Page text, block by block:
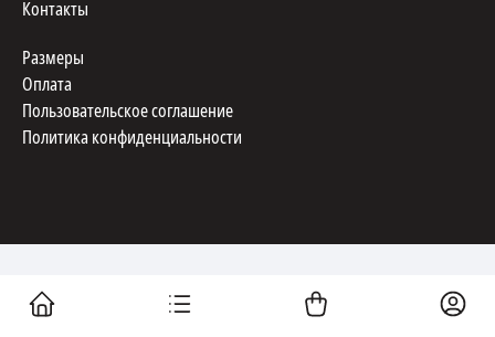
Контакты
Размеры
Оплата
Пользовательское соглашение
Политика конфиденциальности